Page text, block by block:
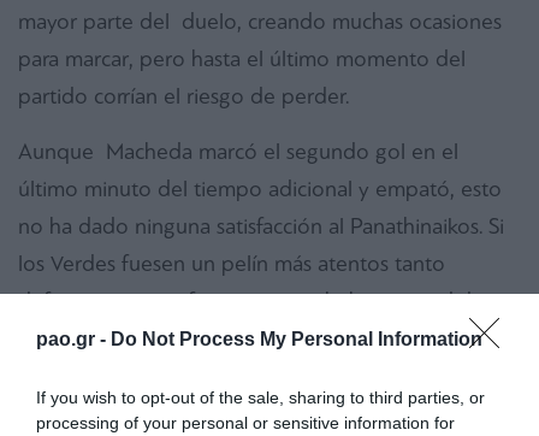
pao.gr - Do Not Process My Personal Information
If you wish to opt-out of the sale, sharing to third parties, or
processing of your personal or sensitive information for
mayor parte del duelo, creando muchas ocasiones
para marcar, pero hasta el último momento del
partido corrían el riesgo de perder.
Aunque Macheda marcó el segundo gol en el
último minuto del tiempo adicional y empató, esto
no ha dado ninguna satisfacción al Panathinaikos. Si
los Verdes fuesen un pelín más atentos tanto
defensiva como ofensivamente, hubieran podido
salir de Creta con dos victoriosos puntos más. El
ocasiones para marcar. El equipo del OFI, sin